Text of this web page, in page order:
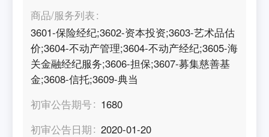
商品/服务列表
3601-保险经纪;3602-资本投资;3603-艺术品估
价;3604-不动产管理;3604-不动产经纪;3605-海
关金融经纪服务;3606-担保;3607-募集慈善基
金;3608-信托;3609-典当
初审公告期号
1680
初审公告日期
2020-01-20